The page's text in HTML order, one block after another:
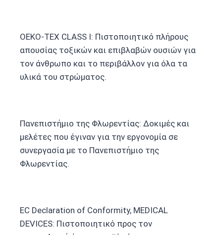
OEKO-TEX CLASS I: Πιστοποιητικό πλήρους
απουσίας τοξικών και επιβλαβών ουσιών για
τον άνθρωπο και το περιβάλλον για όλα τα
υλικά του στρώματος.
Πανεπιστήμιο της Φλωρεντίας: Δοκιμές και
μελέτες που έγιναν για την εργονομία σε
συνεργασία με το Πανεπιστήμιο της
Φλωρεντίας.
EC Declaration of Conformity, MEDICAL
DEVICES: Πιστοποιητικό προς τον